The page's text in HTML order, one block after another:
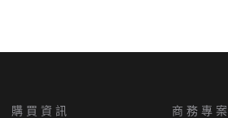
購買資訊 商務專案